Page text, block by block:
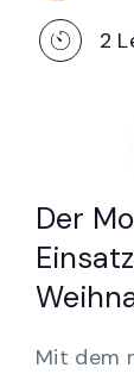
Über
Blog
2
Der
Mit dem